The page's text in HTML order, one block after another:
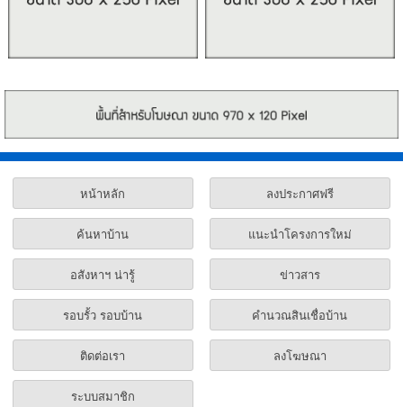
หน้าหลัก ลงประกาศฟรี
ค้นหาบ้าน แนะนำโครงการใหม่
อสังหาฯ น่ารู้ ข่าวสาร
รอบรั้ว รอบบ้าน คำนวณสินเชื่อบ้าน
ติดต่อเรา ลงโฆษณา
ระบบสมาชิก